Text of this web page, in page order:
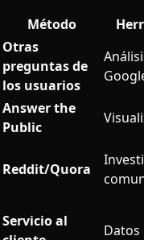
Método
Otras
preguntas de
los usuarios
Answer the
Public
Reddit/Quora
Servicio al